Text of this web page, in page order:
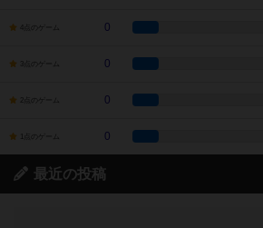
4点のゲーム 0
3点のゲーム 0
2点のゲーム 0
1点のゲーム 0
最近の投稿